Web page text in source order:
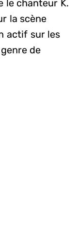
le chanteur K.
la scène
actif sur les
de